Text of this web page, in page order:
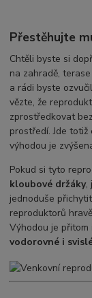
Přestěhujte
Chtěli byste si
na zahradě,
a rádi byste
vězte, že
zprostředkovat
prostředí. Jde
výhodou je
Pokud si tyto
kloubové držáky,
jednoduše přichytit
reproduktorů
Výhodou je
vodorovné i